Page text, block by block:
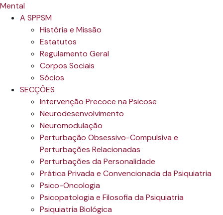
A SPPSM
História e Missão
Estatutos
Regulamento Geral
Corpos Sociais
Sócios
SECÇÕES
Intervenção Precoce na Psicose
Neurodesenvolvimento
Neuromodulação
Perturbação Obsessivo-Compulsiva e
Perturbações Relacionadas
Perturbações da Personalidade
Prática Privada e Convencionada da Psiquiatria
Psico-Oncologia
Psicopatologia e Filosofia da Psiquiatria
Psiquiatria Biológica